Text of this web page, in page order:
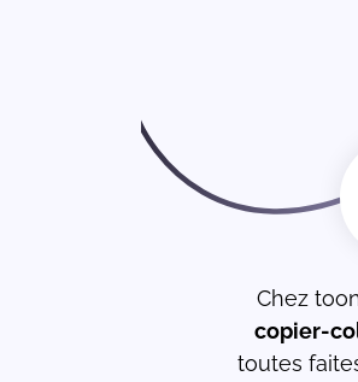
Chez
copier-
toutes